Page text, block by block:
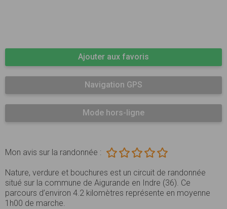
Ajouter aux favoris
Navigation GPS
Mode hors-ligne
Mon avis sur la randonnée :
Nature, verdure et bouchures est un circuit de randonnée
situé sur la commune de Aigurande en Indre (36). Ce
parcours d’environ 4.2 kilomètres représente en moyenne
1h00 de marche.